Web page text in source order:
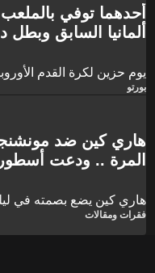
أحدهما توفي بالملعب
ألمانيا السابق وبطل
يوم حزين لكرة القدم
بورتو
هاري كين ضد
المرة .. ودعت
هاري كين يضع بصمته في ليلة
فقرات ومقالات